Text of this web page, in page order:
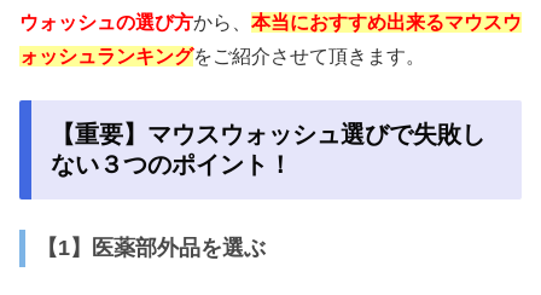
ウォッシュの選び方から、 本当におすすめ出来るマウスウ
ォッシュランキングをご紹介させて頂きます。
【重要】マウスウォッシュ選びで失敗し
ない３つのポイント！
【1】医薬部外品を選ぶ